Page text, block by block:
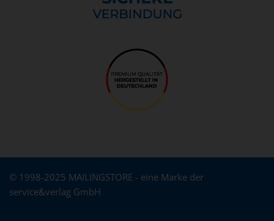
© 1998-2025 MAILINGSTORE - eine Marke der
service&verlag GmbH